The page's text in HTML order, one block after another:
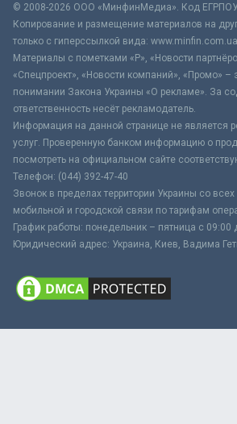
© 2008-2026 ООО «МинфинМедиа». Код
Копирование и размещение материалов на
только с гиперссылкой вида: www.minfin.com.ua
Материалы с пометками «Р», «Новости
«Спецпроект», «Новости компаний», «Промо» –
понимании Закона Украины «О рекламе». За
ответственность несёт рекламодатель.
Информация на данной странице не является
услуг. Проверенную банком информацию о
посмотреть на официальном сайте
Телефон: (044) 392-47-40
Звонок в пределах территории Украины со
мобильной и городской связи по тарифам
График работы: понедельник – пятница с 09:00
Юридический адрес: Украина, Киев, Вадима